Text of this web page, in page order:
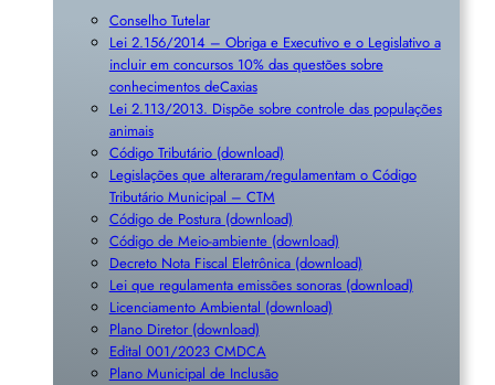
Conselho Tutelar
Lei 2.156/2014 – Obriga e Executivo e o Legislativo a
incluir em concursos 10% das questões sobre
conhecimentos deCaxias
Lei 2.113/2013. Dispõe sobre controle das populações
animais
Código Tributário (download)
Legislações que alteraram/regulamentam o Código
Tributário Municipal – CTM
Código de Postura (download)
Código de Meio-ambiente (download)
Decreto Nota Fiscal Eletrônica (download)
Lei que regulamenta emissões sonoras (download)
Licenciamento Ambiental (download)
Plano Diretor (download)
Edital 001/2023 CMDCA
Plano Municipal de Inclusão